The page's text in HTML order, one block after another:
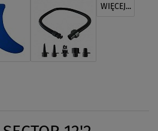
WIĘCEJ...